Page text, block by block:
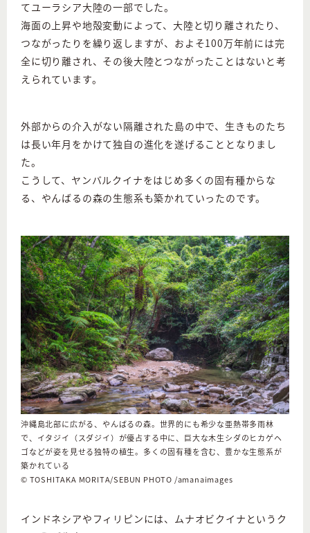
てユーラシア大陸の一部でした。
海面の上昇や地殻変動によって、大陸と切り離されたり、
つながったりを繰り返しますが、およそ100万年前には完
全に切り離され、その後大陸とつながったことはないと考
えられています。
外部からの介入がない隔離された島の中で、生きものたち
は長い年月をかけて独自の進化を遂げることとなりまし
た。
こうして、ヤンバルクイナをはじめ多くの固有種からな
る、やんばるの森の生態系も築かれていったのです。
沖縄島北部に広がる、やんばるの森。世界的にも希少な亜熱帯多雨林
で、イタジイ（スダジイ）が優占する中に、巨大な木生シダのヒカゲヘ
ゴなどが姿を見せる独特の植生。多くの固有種を含む、豊かな生態系が
築かれている
© TOSHITAKA MORITA/SEBUN PHOTO /amanaimages
インドネシアやフィリピンには、ムナオビクイナというク